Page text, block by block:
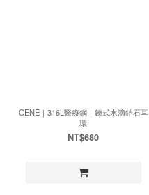
CENE｜316L醫療鋼｜鍊式水滴鋯石耳
環
NT$680